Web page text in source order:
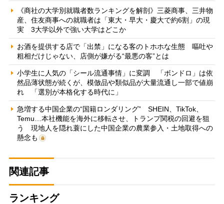
《商社の大学別就職者数ランキングを解剖》三菱商事、三井物
産、住友商事への就職者は「東大・早大・慶大で約6割」の現
実 3大学以外で強い大学はどこか
お酒を提供する店で「出禁」になる客のトホホな生態 嘔吐や
粗相だけじゃない、店側が嫌がる“最悪の客”とは
小学生に人気の「シール流通事情」に変調 「ボンドロ」は依
然品薄状態が続くが、模倣品や類似品が大量流通し一部で値崩
れ 「選別が本格化する時代に」
急増する中国企業の“国籍ロンダリング” SHEIN、TikTok、
Temu…本社機能を海外に移転させ、トランプ関税の回避を狙
う 現地人を隠れ蓑にした中国企業の農業参入・土地取得への
懸念も
関連記事
ランキング